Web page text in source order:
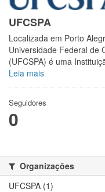
UFCSPA
Localizada em Porto
Universidade Federal de
(UFCSPA) é uma
Leia mais
Seguidores
0
Organizações
UFCSPA (1)